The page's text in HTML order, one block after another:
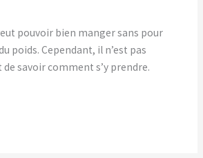
pouvoir bien manger sans pour
poids. Cependant, il n’est pas
savoir comment s’y prendre.